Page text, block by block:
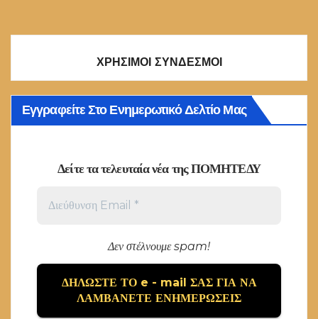
ΧΡΗΣΙΜΟΙ ΣΥΝΔΕΣΜΟΙ
Εγγραφείτε Στο Ενημερωτικό Δελτίο Μας
Δείτε τα τελευταία νέα της ΠΟΜΗΤΕΔΥ
Δεν στέλνουμε spam!